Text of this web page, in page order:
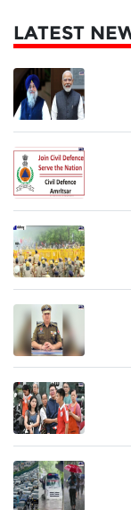
LATEST